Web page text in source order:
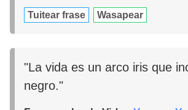
Tuitear frase Wasapear
"La vida es un arco iris que
negro."